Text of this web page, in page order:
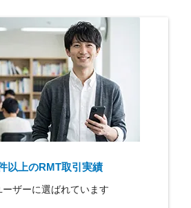
以上のRMT取引実績
ーザーに選ばれています